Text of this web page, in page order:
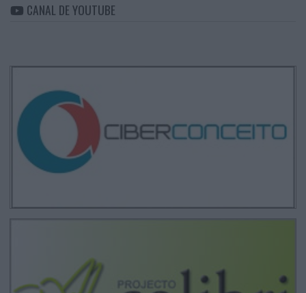
CANAL DE YOUTUBE